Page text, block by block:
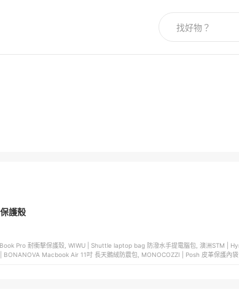
護殼
| Shuttle laptop bag 防潑水手提電腦包, 澳洲STM | Hynt MacBook Pro 透明抗摔保護殼,
VAX唯雅仕 | BONANOVA Macbook Air 11吋 長天鵝絨防震包, MONOCOZZI | Posh 皮革保護內袋